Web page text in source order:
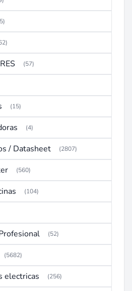
(57)
(15)
(4)
/ Datasheet (2807)
(560)
(104)
(52)
(5682)
electricas (256)